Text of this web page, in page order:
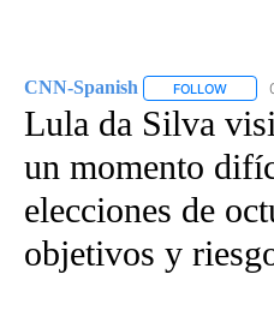
CNN-Spanish FOLLOW
Lula da Silva
un momento
elecciones de
objetivos y